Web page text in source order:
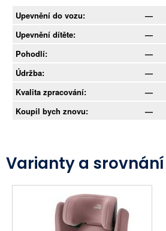
Upevnění do vozu:
—
Upevnění dítěte:
—
Pohodlí:
—
Údržba:
—
Kvalita zpracování:
—
Koupil bych znovu:
—
Varianty a